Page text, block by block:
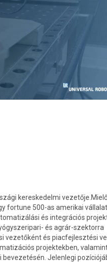
kereskedelmi
fortune 500-as amerikai vállalat
és integrációs
és agrár-szektorra
vezetőként és piacfejlesztési
projektekben,
Jelenlegi